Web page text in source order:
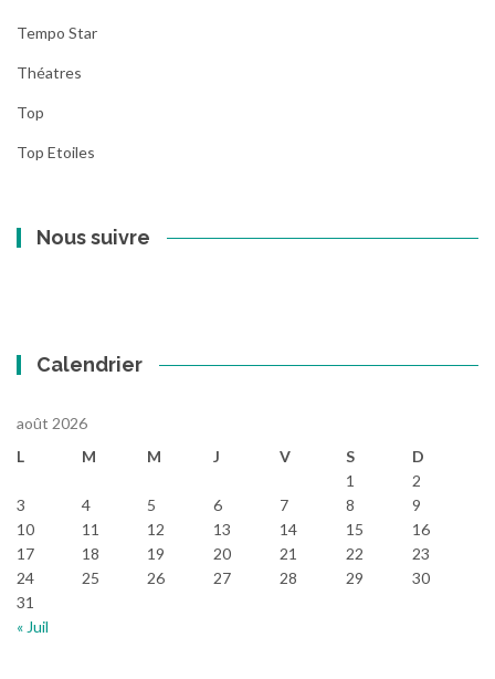
Tempo Star
Théatres
Top
Top Etoiles
Nous suivre
Calendrier
août 2026
L
M M J V S D
« Juil
1
2
3
4 5 6 7 8
9
10
11 12 13 14 15
16
17
18 19 20 21 22
23
24
25 26 27 28 29
30
31